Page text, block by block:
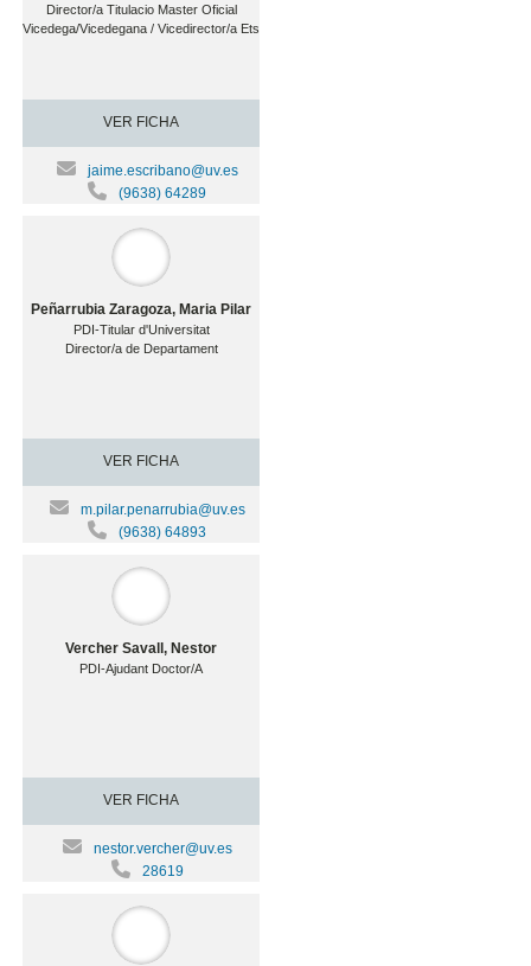
Director/a Titulacio Master Oficial
Vicedega/Vicedegana / Vicedirector/a Ets
VER FICHA
jaime.escribano@uv.es
(9638) 64289
Peñarrubia Zaragoza, Maria Pilar
PDI-Titular d'Universitat
Director/a de Departament
VER FICHA
m.pilar.penarrubia@uv.es
(9638) 64893
Vercher Savall, Nestor
PDI-Ajudant Doctor/A
VER FICHA
nestor.vercher@uv.es
28619